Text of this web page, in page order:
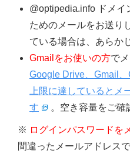
@optipedia.info ドメイ
ためのメールをお送り
ている場合は、あらか
Gmailをお使いの方で
Google Drive、Gmail
上限に達しているとメ
す
。空き容量をご確
※ ログインパスワードを
間違ったメールアドレス